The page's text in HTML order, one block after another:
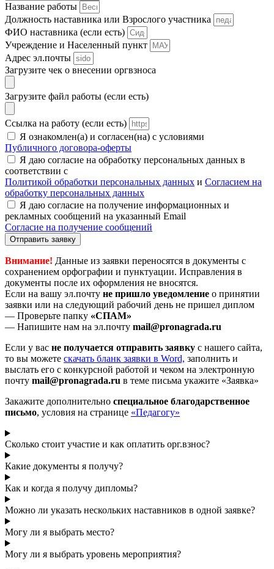
Название работы
Должность наставника или Взрослого участника
ФИО наставника (если есть)
Учреждение и Населенный пункт
Адрес эл.почты
Загрузите чек о внесении оргвзноса
Загрузите файл работы (если есть)
Ссылка на работу (если есть)
Я ознакомлен(а) и согласен(на) с условиями
Публичного договора-оферты
Я даю согласие на обработку персональных данных в
соответствии с
Политикой обработки персональных данных и Согласием на
обработку персональных данных
Я даю согласие на получение информационных и
рекламных сообщений на указанный Email
Согласие на получение сообщений
Отправить заявку
Внимание! Данные из заявки переносятся в документы с
сохранением орфографии и пунктуации. Исправления в
документы после их оформления не вносятся.
Если на вашу эл.почту не пришло уведомление о принятии
заявки или на следующий рабочий день не пришел диплом
— Проверьте папку «СПАМ»
— Напишите нам на эл.почту mail@pronagrada.ru
Если у вас не получается отправить заявку с нашего сайта,
то вы можете cкачать бланк заявки в Word, заполнить и
выслать его с конкурсной работой и чеком на электронную
почту mail@pronagrada.ru в теме письма укажите «Заявка»
Закажите дополнительно специальное благодарственное
письмо, условия на странице «Педагогу»
Сколько стоит участие и как оплатить орг.взнос?
Какие документы я получу?
Как и когда я получу дипломы?
Можно ли указать нескольких наставников в одной заявке?
Могу ли я выбрать место?
Могу ли я выбрать уровень мероприятия?